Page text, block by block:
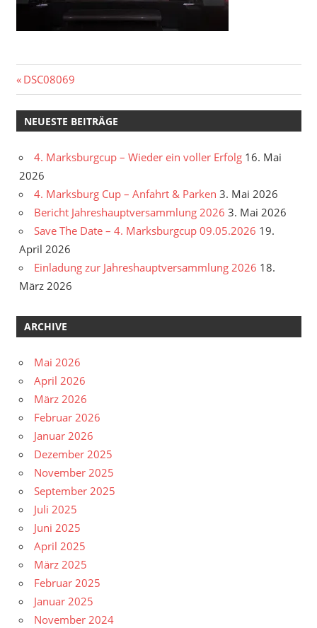
Beitragsnavigation
Vorheriger
Beitrag:
DSC08069
NEUESTE BEITRÄGE
4. Marksburgcup – Wieder ein voller Erfolg 16. Mai
2026
4. Marksburg Cup – Anfahrt & Parken 3. Mai 2026
Bericht Jahreshauptversammlung 2026 3. Mai 2026
Save The Date – 4. Marksburgcup 09.05.2026 19.
April 2026
Einladung zur Jahreshauptversammlung 2026 18.
März 2026
ARCHIVE
Mai 2026
April 2026
März 2026
Februar 2026
Januar 2026
Dezember 2025
November 2025
September 2025
Juli 2025
Juni 2025
April 2025
März 2025
Februar 2025
Januar 2025
November 2024